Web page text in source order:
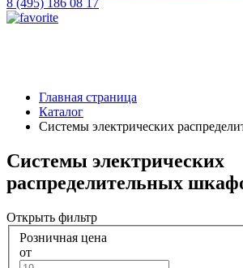
8 (495) 186 08 17
Главная страница
Каталог
Системы электрических
Системы электрических
распределительных
Открыть фильтр
Розничная цена
от